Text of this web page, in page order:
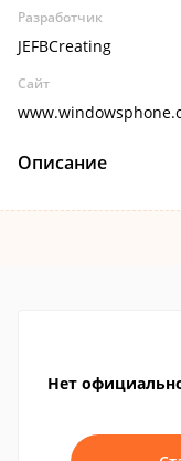
Разработчик
JEFBCreating
Сайт
Описание
Нет